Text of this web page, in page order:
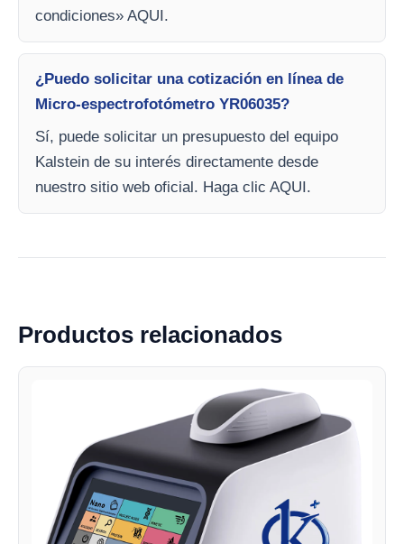
condiciones» AQUI.
¿Puedo solicitar una cotización en línea de
Micro-espectrofotómetro YR06035?
Sí, puede solicitar un presupuesto del equipo
Kalstein de su interés directamente desde
nuestro sitio web oficial. Haga clic AQUI.
Productos relacionados